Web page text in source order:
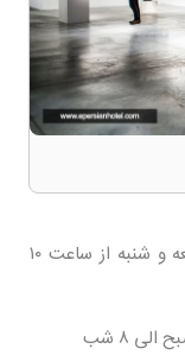
سه شنبه، چهار شنبه، جمعه و شنبه از ساعت ۱۰